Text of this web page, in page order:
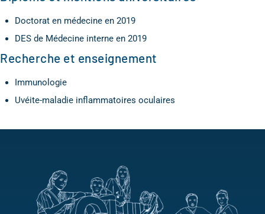
Doctorat en médecine en 2019
DES de Médecine interne en 2019
Recherche et enseignement
Immunologie
Uvéite-maladie inflammatoires oculaires